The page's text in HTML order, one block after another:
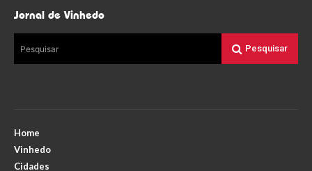
Jornal de Vinhedo
Pesquisar Pesquisar
Home
Vinhedo
Cidades